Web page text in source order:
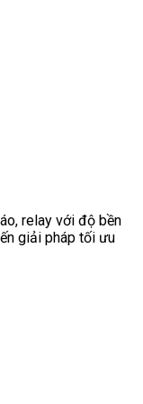
relay với độ bền
giải pháp tối ưu